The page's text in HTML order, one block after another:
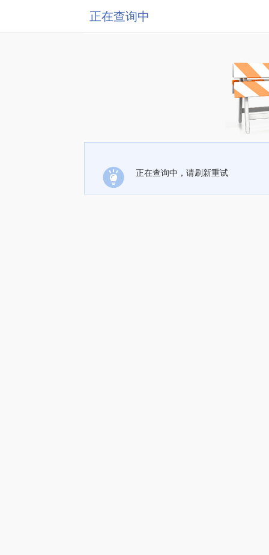
正在查询中
正在查询中，请刷新重试